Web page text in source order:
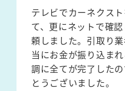
テレビでカーネクス
て、更にネットで確
頼しました。引取り
当にお金が振り込ま
調に全てが完了した
とうございました。